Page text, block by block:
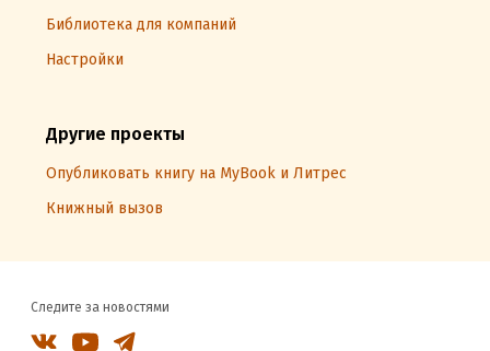
Библиотека для компаний
Настройки
Другие проекты
Опубликовать книгу на MyBook и Литрес
Книжный вызов
Следите за новостями